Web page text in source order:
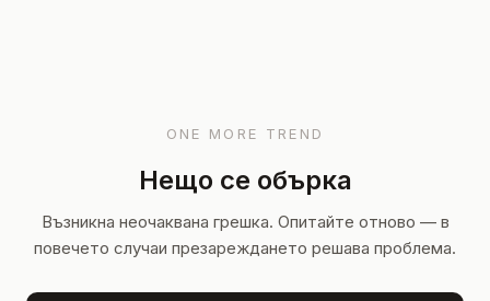
ONE MORE TREND
Нещо се обърка
Възникна неочаквана грешка. Опитайте отново — в
повечето случаи презареждането решава проблема.